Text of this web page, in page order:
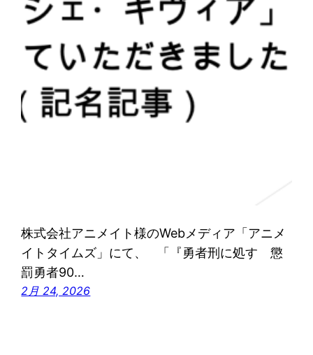
株式会社アニメイト様のWebメディア「アニメ
イトタイムズ」にて、 「『勇者刑に処す 懲
罰勇者90…
2月 24, 2026